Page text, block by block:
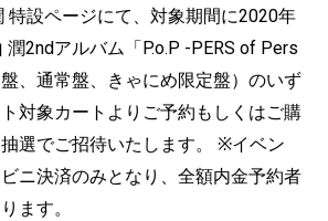
特設ページにて、対象期間に2020年
2ndアルバム「P.o.P -PERS of Pers
、通常盤、きゃにめ限定盤）のいず
対象カートよりご予約もしくはご購
選でご招待いたします。 ※イベン
ニ決済のみとなり、全額内金予約者
ます。